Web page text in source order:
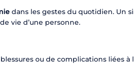
dans les gestes du quotidien. Un
vie d’une personne.
ou de complications liées à